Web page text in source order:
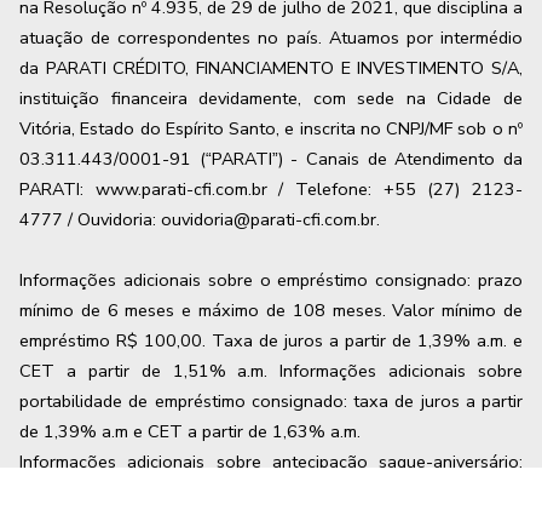
na Resolução nº 4.935, de 29 de julho de 2021, que disciplina a
atuação de correspondentes no país. Atuamos por intermédio
da PARATI CRÉDITO, FINANCIAMENTO E INVESTIMENTO S/A,
instituição financeira devidamente, com sede na Cidade de
Vitória, Estado do Espírito Santo, e inscrita no CNPJ/MF sob o nº
03.311.443/0001-91 (“PARATI”) - Canais de Atendimento da
PARATI: www.parati-cfi.com.br / Telefone: +55 (27) 2123-
4777 / Ouvidoria: ouvidoria@parati-cfi.com.br.
Informações adicionais sobre o empréstimo consignado: prazo
mínimo de 6 meses e máximo de 108 meses. Valor mínimo de
empréstimo R$ 100,00. Taxa de juros a partir de 1,39% a.m. e
CET a partir de 1,51% a.m. Informações adicionais sobre
portabilidade de empréstimo consignado: taxa de juros a partir
de 1,39% a.m e CET a partir de 1,63% a.m.
Informações adicionais sobre antecipação saque-aniversário: